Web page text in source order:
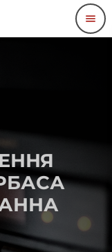
menu